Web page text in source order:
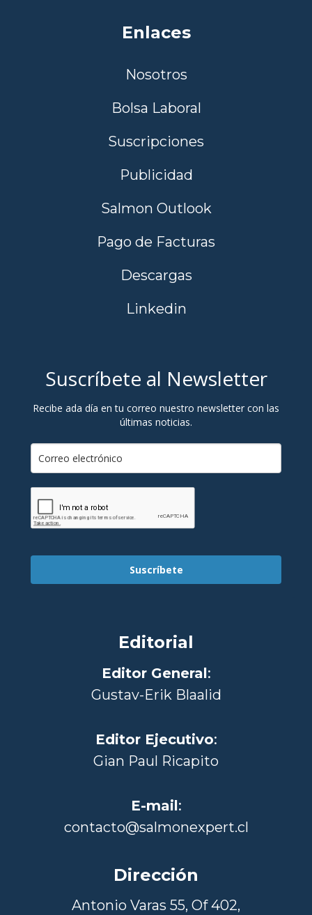
Enlaces
Nosotros
Bolsa Laboral
Suscripciones
Publicidad
Salmon Outlook
Pago de Facturas
Descargas
Linkedin
Suscríbete al Newsletter
Recibe ada día en tu correo nuestro newsletter con las
últimas noticias.
Suscríbete
Editorial
Editor General :
Gustav-Erik Blaalid
Editor Ejecutivo:
Gian Paul Ricapito
E-mail :
contacto@salmonexpert.cl
Dirección
Antonio Varas 55, Of 402,